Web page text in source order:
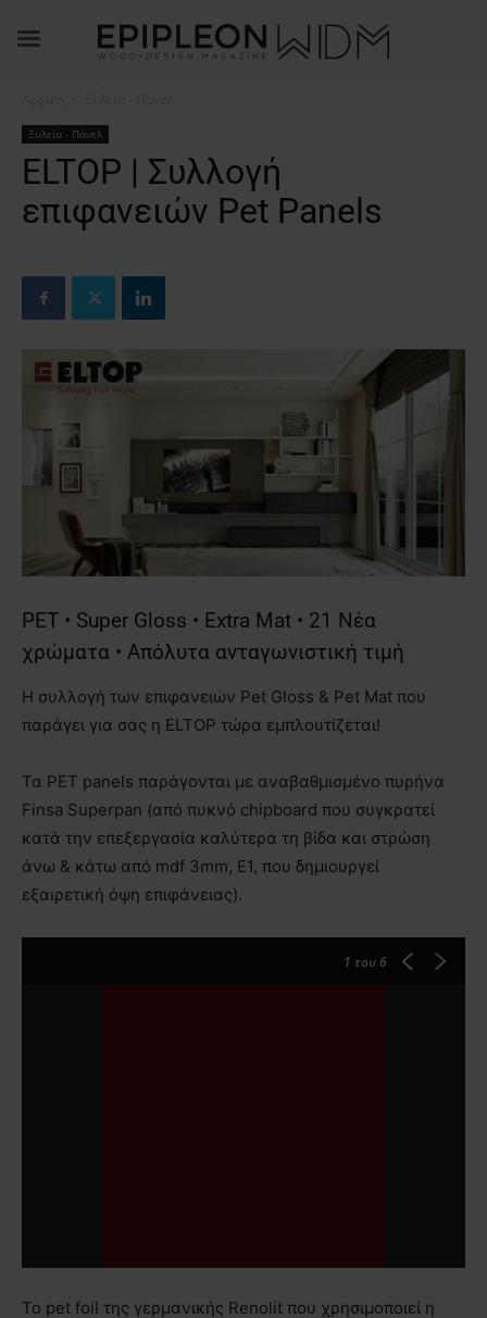
Ξυλεία - Πάνελ
ELTOP | Συλλογή
επιφανειών Pet Panels
PET • Super Gloss • Extra Mat • 21 Nέα
χρώματα • Απόλυτα ανταγωνιστική τιμή
Η συλλογή των επιφανειών Pet Gloss & Pet Mat που
παράγει για σας η ELTOP τώρα εμπλουτίζεται!
Τα PET panels παράγονται με αναβαθμισμένο πυρήνα
Finsa Superpan (από πυκνό chipboard που συγκρατεί
κατά την επεξεργασία καλύτερα τη βίδα και στρώση
άνω & κάτω από mdf 3mm, E1, που δημιουργεί
εξαιρετική όψη επιφάνειας).
1 του 6
Το pet foil της γερμανικής Renolit που χρησιμοποιεί η